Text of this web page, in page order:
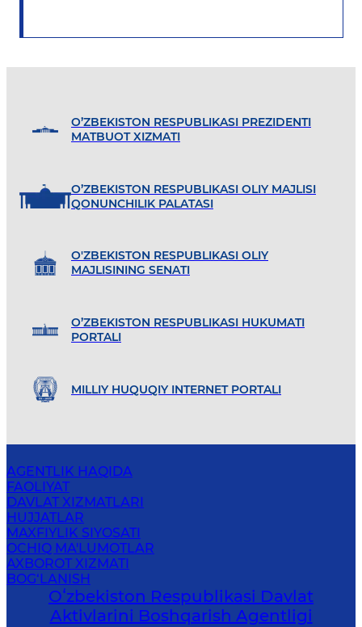
O’ZBEKISTON RESPUBLIKASI PREZIDENTI
MATBUOT XIZMATI
O’ZBEKISTON RESPUBLIKASI OLIY MAJLISI
QONUNCHILIK PALATASI
O'ZBEKISTON RESPUBLIKASI OLIY
MAJLISINING SENATI
O’ZBEKISTON RESPUBLIKASI HUKUMATI
PORTALI
MILLIY HUQUQIY INTERNET PORTALI
AGENTLIK HAQIDA
FAOLIYAT
DAVLAT XIZMATLARI
HUJJATLAR
MAXFIYLIK SIYOSATI
OCHIQ MA'LUMOTLAR
AXBOROT XIZMATI
BOG‘LANISH
Oʻzbekiston Respublikasi Davlat
Aktivlarini Boshqarish Agentligi